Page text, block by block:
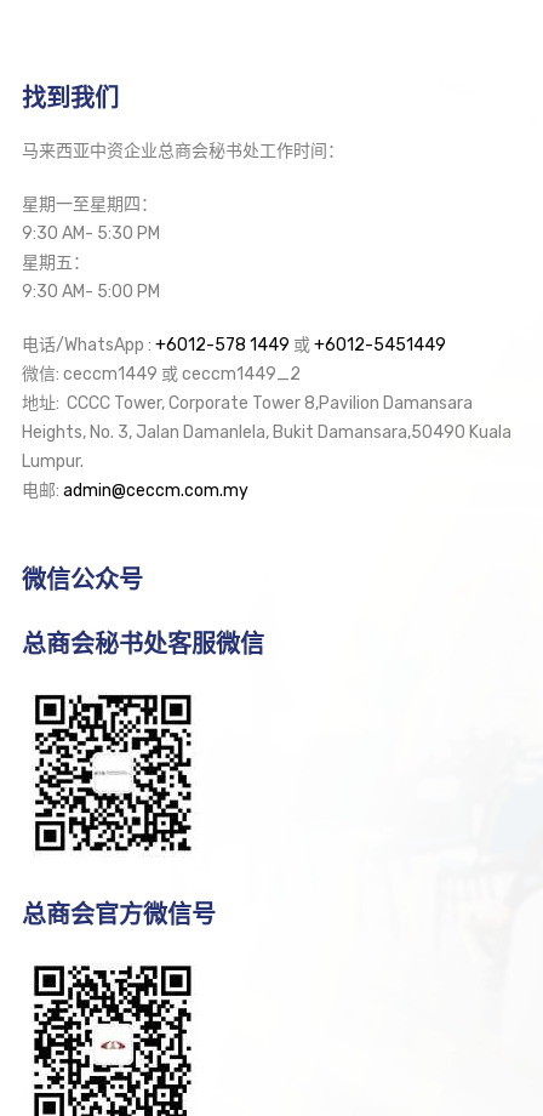
找到我们
马来西亚中资企业总商会秘书处工作时间：
星期一至星期四：
9:30 AM- 5:30 PM
星期五：
9:30 AM- 5:00 PM
电话/WhatsApp : +6012-578 1449 或+6012-5451449
微信: ceccm1449 或 ceccm1449_2
地址: CCCC Tower, Corporate Tower 8,Pavilion Damansara
Heights, No. 3, Jalan Damanlela, Bukit Damansara,50490 Kuala
Lumpur.
电邮: admin@ceccm.com.my
微信公众号
总商会秘书处客服微信
总商会官方微信号